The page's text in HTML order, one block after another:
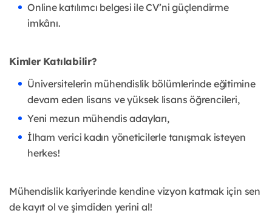
Online katılımcı belgesi ile CV’ni güçlendirme
imkânı.
Kimler Katılabilir?
Üniversitelerin mühendislik bölümlerinde eğitimine
devam eden lisans ve yüksek lisans öğrencileri,
Yeni mezun mühendis adayları,
İlham verici kadın yöneticilerle tanışmak isteyen
herkes!
Mühendislik kariyerinde kendine vizyon katmak için sen
de kayıt ol ve şimdiden yerini al!